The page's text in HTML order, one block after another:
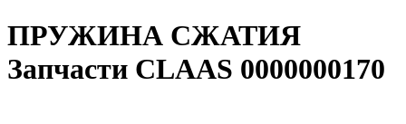
ПРУЖИНА СЖАТИЯ
Запчасти CLAAS 0000000170